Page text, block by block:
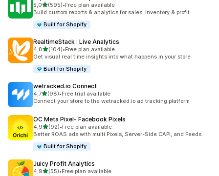
5,0/ 5 tähteä
(595)
595 arvostelua yhteensä
•Free plan available
Build custom reports & analytics for sales, inventory & profit
Built for Shopify
RealtimeStack : Live Analytics
4,8/ 5 tähteä
(104)
104 arvostelua yhteensä
•Free plan available
Get visual real time insights into what happens in your store
Built for Shopify
wetracked.io Connect
4,7/ 5 tähteä
(98)
98 arvostelua yhteensä
•Free trial available
Connect your store to the wetracked.io ad tracking platform
OC Meta Pixel‑ Facebook Pixels
4,9/ 5 tähteä
(92)
92 arvostelua yhteensä
•Free plan available
Better ROAS ads with multi Pixels, Server-Side CAPI, and Feeds
Built for Shopify
Juicy Profit Analytics
4,9/ 5 tähteä
(55)
55 arvostelua yhteensä
•Free plan available